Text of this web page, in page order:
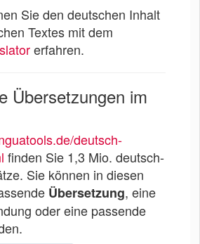
Sie den deutschen Inhalt
Textes mit dem
erfahren.
Übersetzungen im
deutsch-
finden Sie 1,3 Mio. deutsch-
Sie können in diesen
Übersetzung, eine
oder eine passende